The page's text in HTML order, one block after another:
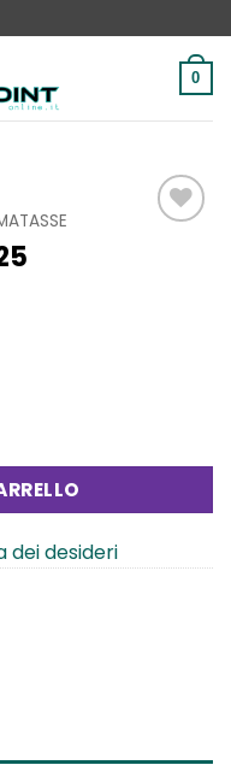
0
dei desideri